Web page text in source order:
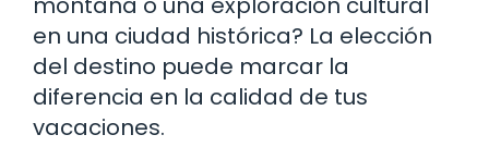
en una ciudad histórica? La elección
del destino puede marcar la
diferencia en la calidad de tus
vacaciones.